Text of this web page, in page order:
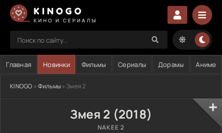
KINOGO
КИНО И СЕРИАЛЫ
Главная Новинки Фильмы Сериалы Дорамы Аниме
KINOGO » Фильмы» Змея 2
Змея 2 (2018)
NAKEE 2